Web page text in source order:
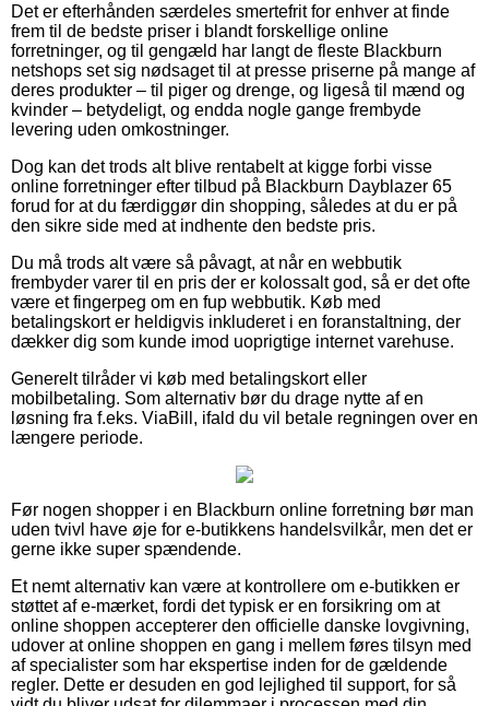
Det er efterhånden særdeles smertefrit for enhver at finde
frem til de bedste priser i blandt forskellige online
forretninger, og til gengæld har langt de fleste Blackburn
netshops set sig nødsaget til at presse priserne på mange af
deres produkter – til piger og drenge, og ligeså til mænd og
kvinder – betydeligt, og endda nogle gange frembyde
levering uden omkostninger.
Dog kan det trods alt blive rentabelt at kigge forbi visse
online forretninger efter tilbud på Blackburn Dayblazer 65
forud for at du færdiggør din shopping, således at du er på
den sikre side med at indhente den bedste pris.
Du må trods alt være så påvagt, at når en webbutik
frembyder varer til en pris der er kolossalt god, så er det ofte
være et fingerpeg om en fup webbutik. Køb med
betalingskort er heldigvis inkluderet i en foranstaltning, der
dækker dig som kunde imod uoprigtige internet varehuse.
Generelt tilråder vi køb med betalingskort eller
mobilbetaling. Som alternativ bør du drage nytte af en
løsning fra f.eks. ViaBill, ifald du vil betale regningen over en
længere periode.
Før nogen shopper i en Blackburn online forretning bør man
uden tvivl have øje for e-butikkens handelsvilkår, men det er
gerne ikke super spændende.
Et nemt alternativ kan være at kontrollere om e-butikken er
støttet af e-mærket, fordi det typisk er en forsikring om at
online shoppen accepterer den officielle danske lovgivning,
udover at online shoppen en gang i mellem føres tilsyn med
af specialister som har ekspertise inden for de gældende
regler. Dette er desuden en god lejlighed til support, for så